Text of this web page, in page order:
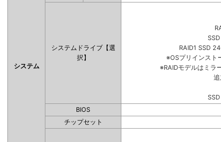
システム
システムドライブ【選
択】
RAID1 SSD
※OSプリインスト
※RAIDモデルはミラ
BIOS
チップセット